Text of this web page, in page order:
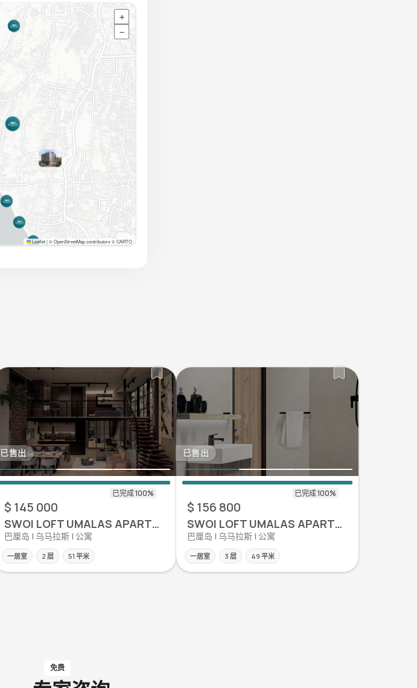
+
−
Leaflet|© OpenStreetMap contributors © CARTO
已售出
$ 145 000
SWOI LOFT UMALAS APARTMENT
巴厘岛 | 乌马拉斯 | 公寓
一居室 2 层 51 平米
已售出
$ 156 800
SWOI LOFT UMALAS APARTMENT
巴厘岛 | 乌马拉斯 | 公寓
一居室 3 层 49 平米
免费